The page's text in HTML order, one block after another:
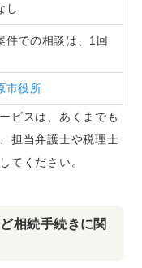
し
件での相談は、1回
市役所
ビスは、あくまでも
担当弁護士や税理士
てください。
相続手続きに関